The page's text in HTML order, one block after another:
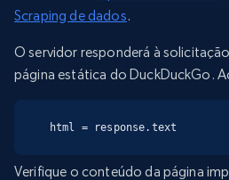
Scraping de dados.
O servidor responderá à
página estática do DuckDuckGo.
html = response.text
Verifique o conteúdo da página